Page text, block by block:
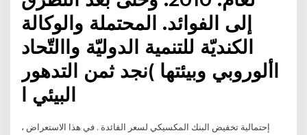
إلى الفوائد. المحتملة والوكالة
الكنديّة للتنمية الدوليّة واالتّحاد
األوروبي وبيئتها )نجد ثمن التدهور
البيئي ا
إحتمالية تخفيض البنك المكسيكي لسعر الفائدة . في هذا الاستعراض ،